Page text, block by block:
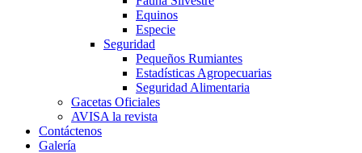
Equinos
Especie
Seguridad
Pequeños Rumiantes
Estadísticas Agropecuarias
Seguridad Alimentaria
Gacetas Oficiales
AVISA la revista
Contáctenos
Galería